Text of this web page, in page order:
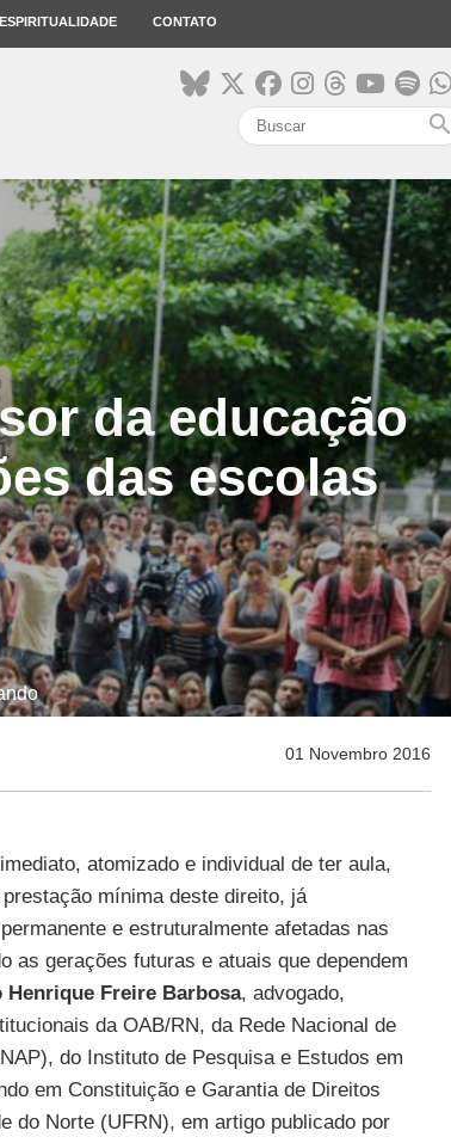
ESPIRITUALIDADE CONTATO
search
da educação
das escolas
01 Novembro 2016
atomizado e individual de ter aula,
mínima deste direito, já
e estruturalmente afetadas nas
as gerações futuras e atuais que dependem
Henrique Freire Barbosa, advogado,
da OAB/RN, da Rede Nacional de
do Instituto de Pesquisa e Estudos em
em Constituição e Garantia de Direitos
do Norte (UFRN), em artigo publicado por